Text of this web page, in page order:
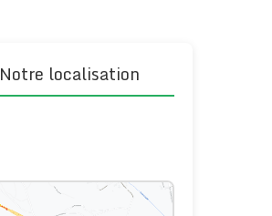
Notre localisation